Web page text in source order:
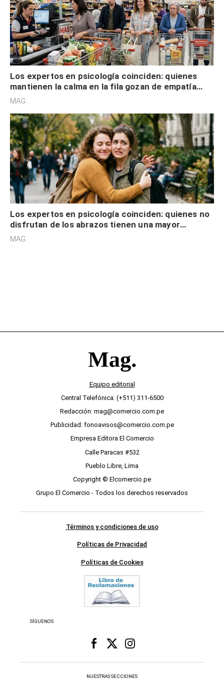
Los expertos en psicología coinciden: quienes
mantienen la calma en la fila gozan de empatía
cognitiva, gratitud y no solo tienen autocontrol
MAG.
Los expertos en psicología coinciden: quienes no
disfrutan de los abrazos tienen una mayor
sensibilidad a los estímulos físicos y no es por
MAG.
Equipo editorial
Central Telefónica: (+511) 311-6500
Redacción: mag@comercio.com.pe
Publicidad: fonoavisos@comercio.com.pe
Empresa Editora El Comercio
Calle Paracas #532
Pueblo Libre, Lima
Copyright © Elcomercio.pe
Grupo El Comercio - Todos los derechos reservados
Términos y condiciones de uso
Políticas de Privacidad
Políticas de Cookies
SÍGUENOS
NUESTRAS SECCIONES